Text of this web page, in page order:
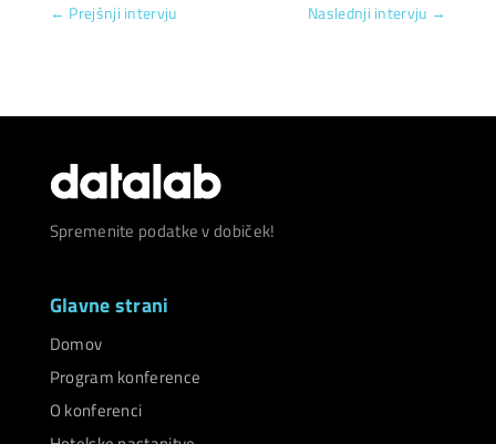
← Prejšnji intervju Naslednji intervju →
Spremenite podatke v dobiček!
Glavne strani
Domov
Program konference
O konferenci